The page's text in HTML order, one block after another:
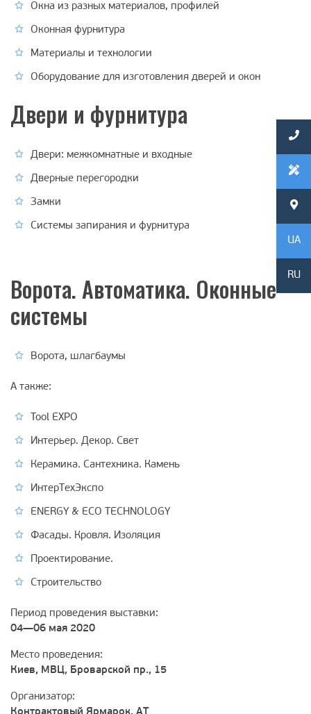
Окна из разных материалов, профилей
Оконная фурнитура
Материалы и технологии
Оборудование для изготовления дверей и окон
Двери и фурнитура
Двери: межкомнатные и входные
Дверные перегородки
Замки
Системы запирания и фурнитура
Ворота. Автоматика. Оконные
системы
Ворота, шлагбаумы
А также:
Tool EXPO
Интерьер. Декор. Свет
Керамика. Сантехника. Камень
ИнтерТехЭкспо
ENERGY & ECO TECHNOLOGY
Фасады. Кровля. Изоляция
Проектирование.
Строительство
Период проведения выставки:
04—06 мая 2020
Место проведения:
Киев, МВЦ, Броварской пр., 15
Организатор:
UA
RU